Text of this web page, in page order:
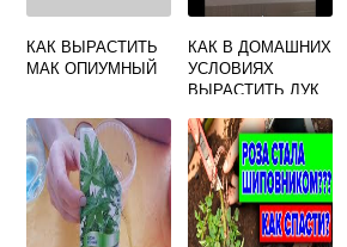
КАК ВЫРАСТИТЬ
МАК ОПИУМНЫЙ
КАК В ДОМАШНИХ
УСЛОВИЯХ
ВЫРАСТИТЬ ЛУК